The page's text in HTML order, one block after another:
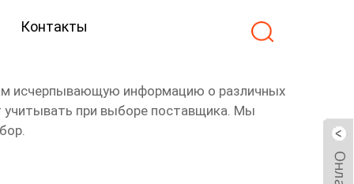
Контакты
исчерпывающую информацию о различных
учитывать при выборе поставщика. Мы